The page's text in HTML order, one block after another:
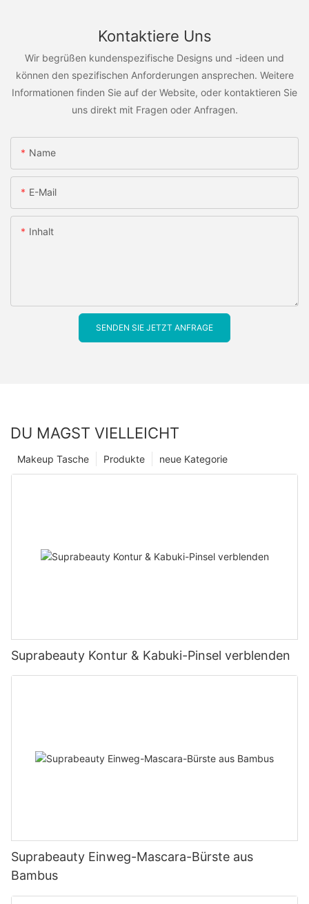
Kontaktiere Uns
Wir begrüßen kundenspezifische Designs und -ideen und
können den spezifischen Anforderungen ansprechen. Weitere
Informationen finden Sie auf der Website, oder kontaktieren Sie
uns direkt mit Fragen oder Anfragen.
Name
E-Mail
Inhalt
SENDEN SIE JETZT ANFRAGE
DU MAGST VIELLEICHT
neue Kategorie
Produkte
Makeup Tasche
Suprabeauty Kontur & Kabuki-Pinsel verblenden
Suprabeauty Einweg-Mascara-Bürste aus
Bambus